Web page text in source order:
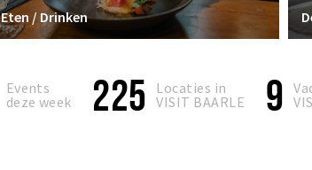
Eten / Drinken
Events
deze week
225
Locaties in
VISIT BAARLE
9